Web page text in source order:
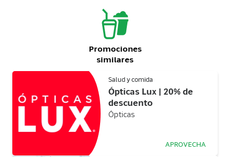
Promociones
similares
Salud y comida
Ópticas Lux | 20% de
descuento
Ópticas
APROVECHA